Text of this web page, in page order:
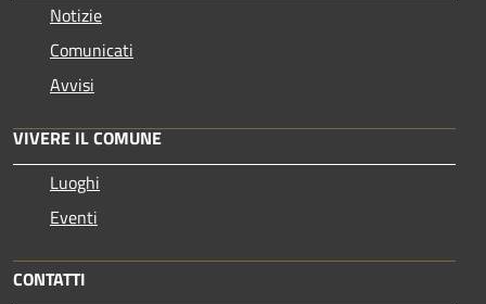
Notizie
Comunicati
Avvisi
VIVERE IL COMUNE
Luoghi
Eventi
CONTATTI